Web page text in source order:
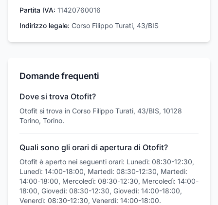
Partita IVA: 11420760016
Indirizzo legale: Corso Filippo Turati, 43/BIS
Domande frequenti
Dove si trova Otofit?
Otofit si trova in Corso Filippo Turati, 43/BIS, 10128
Torino, Torino.
Quali sono gli orari di apertura di Otofit?
Otofit è aperto nei seguenti orari: Lunedì: 08:30-12:30,
Lunedì: 14:00-18:00, Martedì: 08:30-12:30, Martedì:
14:00-18:00, Mercoledì: 08:30-12:30, Mercoledì: 14:00-
18:00, Giovedì: 08:30-12:30, Giovedì: 14:00-18:00,
Venerdì: 08:30-12:30, Venerdì: 14:00-18:00.